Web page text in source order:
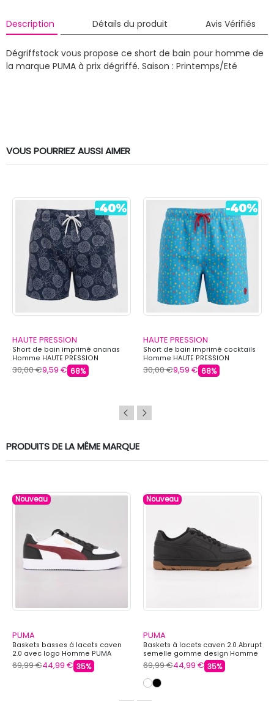
Description Détails du produit Avis Vérifiés
Dégriffstock vous propose ce short de bain pour homme de
la marque PUMA à prix dégriffé. Saison : Printemps/Eté
VOUS POURRIEZ AUSSI AIMER
HAUTE PRESSION
Short de bain imprimé ananas
Homme HAUTE PRESSION
30,00 €9,59 € 68%
HAUTE PRESSION
Short de bain imprimé cocktails
Homme HAUTE PRESSION
30,00 €9,59 € 68%
PRODUITS DE LA MÊME MARQUE
Nouveau
PUMA
Baskets basses à lacets caven
2.0 avec logo Homme PUMA
69,99 €44,99 € 35%
Nouveau
PUMA
Baskets à lacets caven 2.0 Abrupt
semelle gomme design Homme
PUMA
69,99 €44,99 € 35%